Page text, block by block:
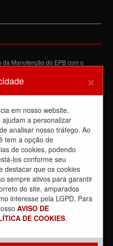
Manutenção do EPB com o
que a luta é o caminho e
a privatização da CPTM.
do EPB, com a Inspeção de Via e
Sindicato e o Metrus
×
em nosso website,
a personalizar
analisar nosso tráfego. Ao
tem a opção de
de cookies, podendo
los conforme seu
destacar que os cookies
sempre ativos para garantir
do site, amparados
interesse pela LGPD. Para
AVISO DE
DE COOKIES.